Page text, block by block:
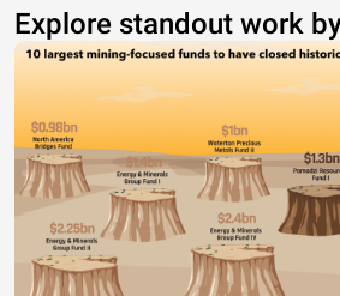
Explore standout work